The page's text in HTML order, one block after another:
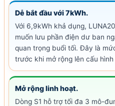
Dễ bắt đầu với 7kWh.
Với 6,9kWh khả dụng,
muốn lưu phần điện dư ban
quan trọng buổi tối. Đây là
trước khi mở rộng lên cấu hình
Mở rộng linh hoạt.
Dòng S1 hỗ trợ tối đa 3 mô-